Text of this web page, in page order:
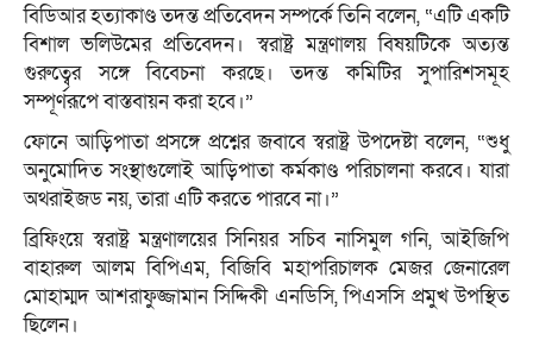
বিডিআর হত্যাকাণ্ড তদন্ত প্রতিবেদন সম্পর্কে তিনি বলেন, “এটি একটি
বিশাল ভলিউমের প্রতিবেদন। স্বরাষ্ট্র মন্ত্রণালয় বিষয়টিকে অত্যন্ত
গুরুত্বের সঙ্গে বিবেচনা করছে। তদন্ত কমিটির সুপারিশসমূহ
সম্পূর্ণরূপে বাস্তবায়ন করা হবে।”
ফোনে আড়িপাতা প্রসঙ্গে প্রশ্নের জবাবে স্বরাষ্ট্র উপদেষ্টা বলেন, “শুধু
অনুমোদিত সংস্থাগুলোই আড়িপাতা কর্মকাণ্ড পরিচালনা করবে। যারা
অথরাইজড নয়, তারা এটি করতে পারবে না।”
ব্রিফিংয়ে স্বরাষ্ট্র মন্ত্রণালয়ের সিনিয়র সচিব নাসিমুল গনি, আইজিপি
বাহারুল আলম বিপিএম, বিজিবি মহাপরিচালক মেজর জেনারেল
মোহাম্মদ আশরাফুজ্জামান সিদ্দিকী এনডিসি, পিএসসি প্রমুখ উপস্থিত
ছিলেন।